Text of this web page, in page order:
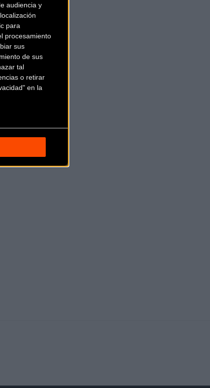
audiencia y
para
procesamiento
sus
de sus
tal
o retirar
en la